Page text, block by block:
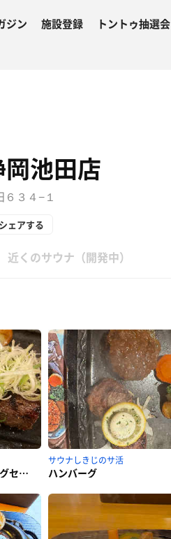
ジン 施設登録 トントゥ抽選会
池田店
３４−１
シェアする
近くのサウナ（開発中）
辛ねぎステーキとハンバーグセット
サウナしきじのサ活
ハンバーグ